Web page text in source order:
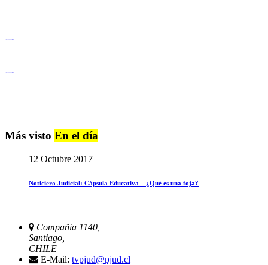
Más visto En el día
12 Octubre 2017
Noticiero Judicial: Cápsula Educativa – ¿Qué es una foja?
Compañia 1140,
Santiago,
CHILE
E-Mail: tvpjud@pjud.cl